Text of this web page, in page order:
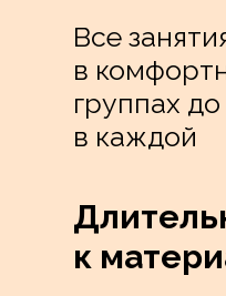
к
Все
в
группах
в каждой